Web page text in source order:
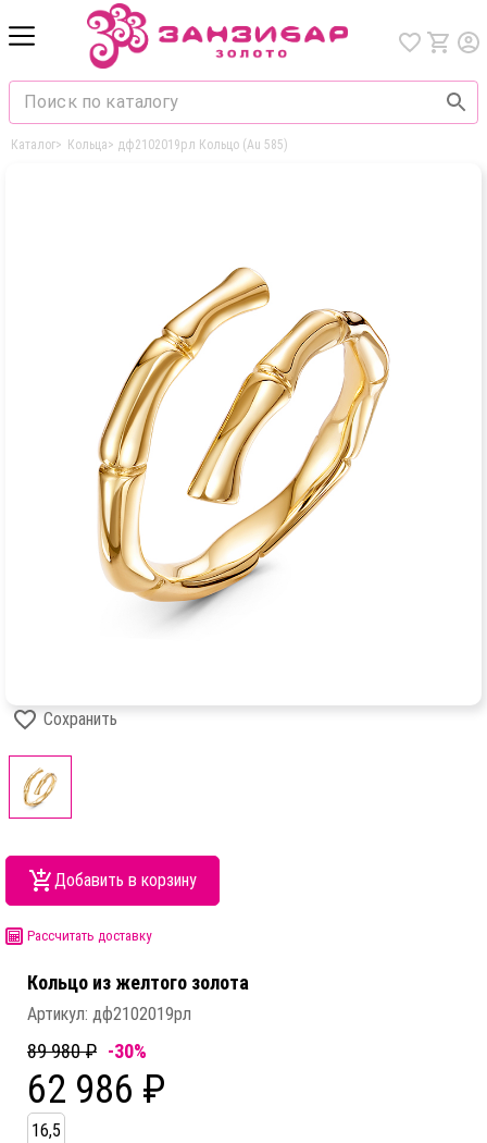
Каталог> Кольца> дф2102019рл Кольцо (Au 585)
Сохранить
Добавить в корзину
Рассчитать доставку
Кольцо из желтого золота
Артикул: дф2102019рл
89 980 ₽ -30%
62 986 ₽
16,5